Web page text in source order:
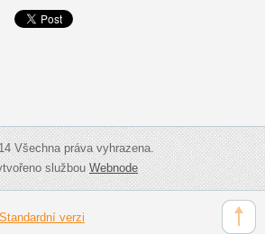
Všechna práva vyhrazena.
službouWebnode
Standardní verzi